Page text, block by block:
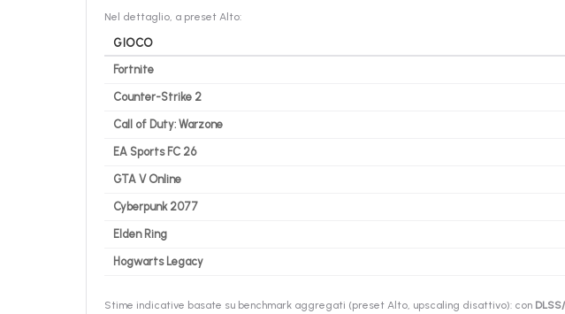
Nel dettaglio, a preset Alto:
GIOCO
Fortnite
Counter-Strike 2
Call of Duty: Warzone
EA Sports FC 26
GTA V Online
Cyberpunk 2077
Elden Ring
Hogwarts Legacy
Stime indicative basate su benchmark aggregati (preset Alto, upscaling disattivo): con